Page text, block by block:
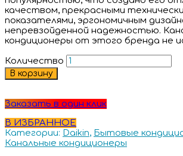
качеством, прекрасными
показателями, эргономичным
непревзойденной надежностью.
кондиционеры от этого бренда не
Количество
В корзину
Заказать в один клик
В ИЗБРАННОЕ
Категории: Daikin, Бытовые
Канальные кондиционеры